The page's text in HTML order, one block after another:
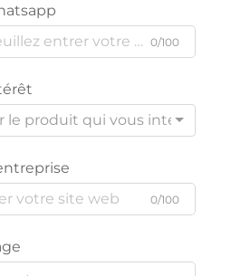
0/100
le produit qui vous intéresse
0/100